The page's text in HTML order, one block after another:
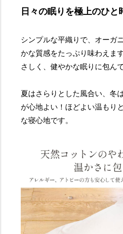
日々の眠りを極上のひと
シンプルな平織りで、オーガ
かな質感をたっぷり味わえま
さしく、健やかな眠りに包ん
夏はさらりとした風合い、冬
が心地よい！ほどよい温もり
な寝心地です。